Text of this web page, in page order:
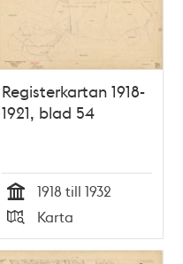
Registerkartan 1918-
1921, blad 54
Tid
1918 till 1932
Typ
Karta